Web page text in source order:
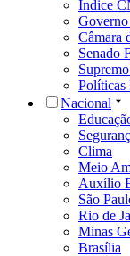
Índice
Câmara
Senado
Políticas
Nacional
Clima
Meio
Auxílio
São
Rio de
Minas
Brasília